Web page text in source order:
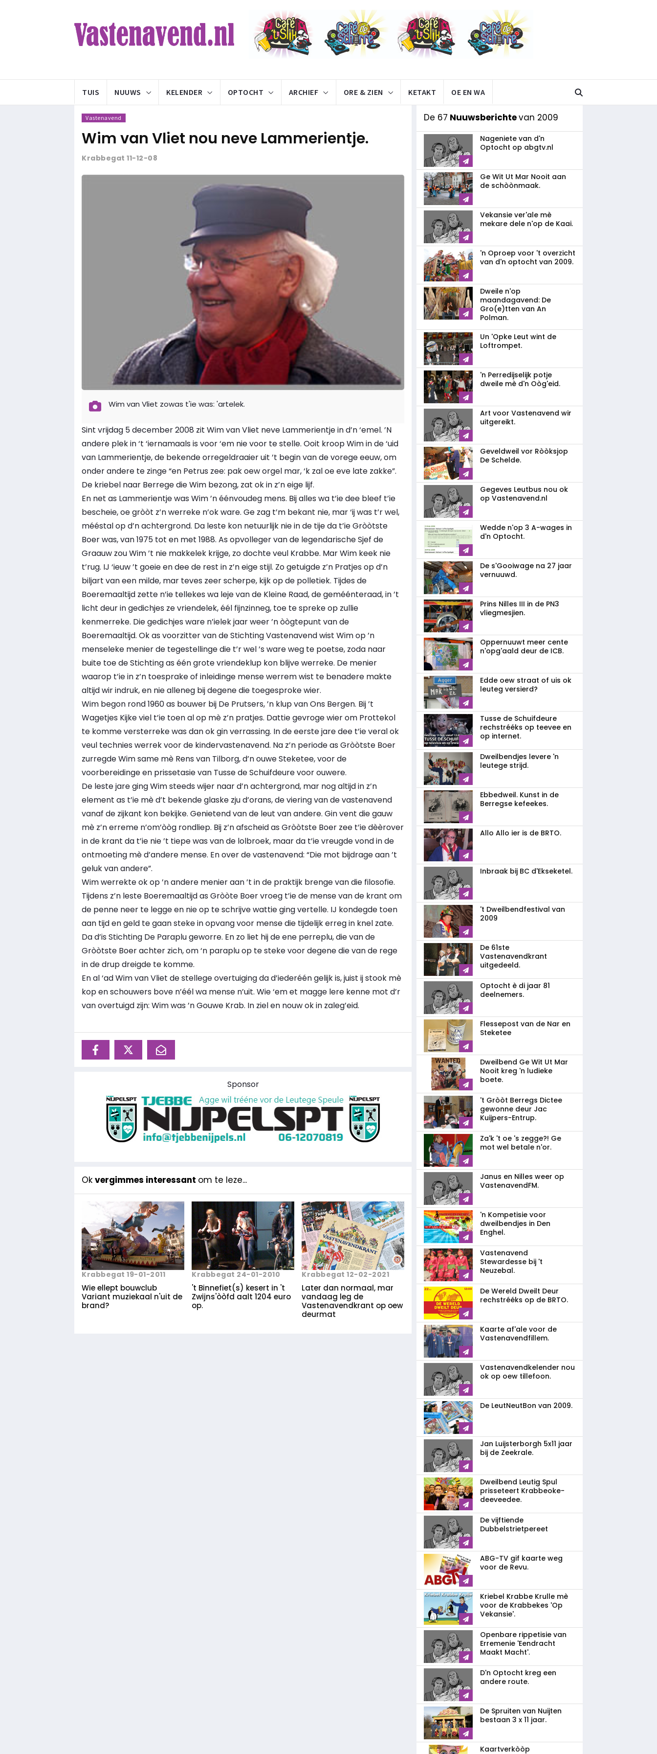
TUIS NUUWS KELENDER OPTOCHT ARCHIEF ORE & ZIEN KETAKT OE EN WA
Vastenavend
Wim van Vliet nou neve Lammerientje.
Krabbegat 11-12-08
Wim van Vliet zowas t'ie was: 'artelek.
Sint vrijdag 5 december 2008 zit Wim van Vliet neve Lammerientje in d’n ‘emel. ’N
andere plek in ‘t ‘iernamaals is voor ‘em nie voor te stelle. Ooit kroop Wim in de ‘uid
van Lammerientje, de bekende orregeldraaier uit ’t begin van de vorege eeuw, om
onder andere te zinge “en Petrus zee: pak oew orgel mar, ‘k zal oe eve late zakke”.
De kriebel naar Berrege die Wim bezong, zat ok in z’n eige lijf.
En net as Lammerientje was Wim ’n éénvoudeg mens. Bij alles wa t’ie dee bleef t’ie
bescheie, oe gròòt z’n werreke n’ok ware. Ge zag t’m bekant nie, mar ‘ij was t’r wel,
mééstal op d’n achtergrond. Da leste kon netuurlijk nie in de tije da t’ie Gròòtste
Boer was, van 1975 tot en met 1988. As opvolleger van de legendarische Sjef de
Graauw zou Wim ’t nie makkelek krijge, zo dochte veul Krabbe. Mar Wim keek nie
t’rug. IJ ‘ieuw ’t goeie en dee de rest in z’n eige stijl. Zo getuigde z’n Pratjes op d’n
biljart van een milde, mar teves zeer scherpe, kijk op de polletiek. Tijdes de
Boeremaaltijd zette n’ie tellekes wa leje van de Kleine Raad, de geméénteraad, in ’t
licht deur in gedichjes ze vriendelek, éél fijnzinneg, toe te spreke op zullie
kenmerreke. Die gedichjes ware n’ielek jaar weer ’n òògtepunt van de
Boeremaaltijd. Ok as voorzitter van de Stichting Vastenavend wist Wim op ’n
menseleke menier de tegestellinge die t’r wel ’s ware weg te poetse, zoda naar
buite toe de Stichting as één grote vriendeklup kon blijve werreke. De menier
waarop t’ie in z’n toesprake of inleidinge mense werrem wist te benadere makte
altijd wir indruk, en nie alleneg bij degene die toegesproke wier.
Wim begon rond 1960 as bouwer bij De Prutsers, ’n klup van Ons Bergen. Bij ’t
Wagetjes Kijke viel t’ie toen al op mè z’n pratjes. Dattie gevroge wier om Prottekol
te komme versterreke was dan ok gin verrassing. In de eerste jare dee t’ie veral ok
veul technies werrek voor de kindervastenavend. Na z’n periode as Gròòtste Boer
zurregde Wim same mè Rens van Tilborg, d’n ouwe Steketee, voor de
voorbereidinge en prissetasie van Tusse de Schuifdeure voor ouwere.
De leste jare ging Wim steeds wijer naar d’n achtergrond, mar nog altijd in z’n
element as t’ie mè d’t bekende glaske zju d’orans, de viering van de vastenavend
vanaf de zijkant kon bekijke. Genietend van de leut van andere. Gin vent die gauw
mè z’n erreme n’om’òòg rondliep. Bij z’n afscheid as Gròòtste Boer zee t’ie dèèrover
in de krant da t’ie nie ’t tiepe was van de lolbroek, maar da t’ie vreugde vond in de
ontmoeting mè d’andere mense. En over de vastenavend: “Die mot bijdrage aan ’t
geluk van andere”.
Wim werrekte ok op ’n andere menier aan ’t in de praktijk brenge van die filosofie.
Tijdens z’n leste Boeremaaltijd as Gròòte Boer vroeg t’ie de mense van de krant om
de penne neer te legge en nie op te schrijve wattie ging vertelle. IJ kondegde toen
aan tijd en geld te gaan steke in opvang voor mense die tijdelijk erreg in knel zate.
Da d’is Stichting De Paraplu geworre. En zo liet hij de ene perreplu, die van de
Gròòtste Boer achter zich, om ‘n paraplu op te steke voor degene die van de rege
in de drup dreigde te komme.
En al ‘ad Wim van Vliet de stellege overtuiging da d’iederéén gelijk is, juist ij stook mè
kop en schouwers bove n’éél wa mense n’uit. Wie ‘em et magge lere kenne mot d’r
van overtuigd zijn: Wim was ’n Gouwe Krab. In ziel en nouw ok in zaleg’eid.
Sponsor
Ok vergimmes interessant om te leze...
Krabbegat 19-01-2011
Wie ellept bouwclub
Variant muziekaal n'uit de
brand?
Krabbegat 24-01-2010
't Binnefiet(s) kesert in 't
Zwijns'òòfd aalt 1204 euro
op.
Krabbegat 12-02-2021
Later dan normaal, mar
vandaag leg de
Vastenavendkrant op oew
deurmat
De 67 Nuuwsberichtevan 2009
Nageniete van d'n
Optocht op abgtv.nl
Ge Wit Ut Mar Nooit aan
de schòònmaak.
Vekansie ver'ale mè
mekare dele n'op de Kaai.
'n Oproep voor 't overzicht
van d'n optocht van 2009.
Dweile n'op
maandagavend: De
Gro(e)tten van An
Polman.
Un 'Opke Leut wint de
Loftrompet.
'n Perredijselijk potje
dweile mè d'n Oòg'eid.
Art voor Vastenavend wir
uitgereikt.
Geveldweil vor Ròòksjop
De Schelde.
Gegeves Leutbus nou ok
op Vastenavend.nl
Wedde n'op 3 A-wages in
d'n Optocht.
De s'Gooiwage na 27 jaar
vernuuwd.
Prins Nilles III in de PN3
vliegmesjien.
Oppernuuwt meer cente
n'opg'aald deur de ICB.
Edde oew straat of uis ok
leuteg versierd?
Tusse de Schuifdeure
rechstrééks op teevee en
op internet.
Dweilbendjes levere 'n
leutege strijd.
Ebbedweil. Kunst in de
Berregse kefeekes.
Allo Allo ier is de BRTO.
Inbraak bij BC d'Ekseketel.
't Dweilbendfestival van
2009
De 61ste
Vastenavendkrant
uitgedeeld.
Optocht è di jaar 81
deelnemers.
Flessepost van de Nar en
Steketee
Dweilbend Ge Wit Ut Mar
Nooit kreg 'n ludieke
boete.
't Gròòt Berregs Dictee
gewonne deur Jac
Kuijpers-Entrup.
Za'k 't oe 's zegge?! Ge
mot wel betale n'or.
Janus en Nilles weer op
VastenavendFM.
'n Kompetisie voor
dweilbendjes in Den
Enghel.
Vastenavend
Stewardesse bij 't
Neuzebal.
De Wereld Dweilt Deur
rechstrééks op de BRTO.
Kaarte af'ale voor de
Vastenavendfillem.
Vastenavendkelender nou
ok op oew tillefoon.
De LeutNeutBon van 2009.
Jan Luijsterborgh 5x11 jaar
bij de Zeekrale.
Dweilbend Leutig Spul
prisseteert Krabbeoke-
deeveedee.
De vijftiende
Dubbelstrietpereet
ABG-TV gif kaarte weg
voor de Revu.
Kriebel Krabbe Krulle mè
voor de Krabbekes 'Op
Vekansie'.
Openbare rippetisie van
Erremenie 'Eendracht
Maakt Macht'.
D'n Optocht kreg een
andere route.
De Spruiten van Nuijten
bestaan 3 x 11 jaar.
Kaartverkòòp